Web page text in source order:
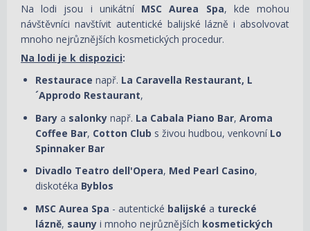
Na lodi jsou i unikátní MSC Aurea Spa, kde mohou
návštěvníci navštívit autentické balijské lázně i absolvovat
mnoho nejrůznějších kosmetických procedur.
Na lodi je k dispozici:
Restaurace např. La Caravella Restaurant, L
´Approdo Restaurant,
Bary a salonky např. La Cabala Piano Bar, Aroma
Coffee Bar, Cotton Club s živou hudbou, venkovní Lo
Spinnaker Bar
Divadlo Teatro dell'Opera, Med Pearl Casino,
diskotéka Byblos
MSC Aurea Spa - autentické balijské a turecké
lázně, sauny i mnoho nejrůznějších kosmetických